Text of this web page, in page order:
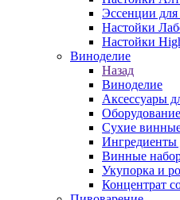
Эссенции для
Настойки
Настойки
Виноделие
Назад
Виноделие
Аксессуары
Сухие
Ингредиенты
Винные
Укупорка и
Концентрат